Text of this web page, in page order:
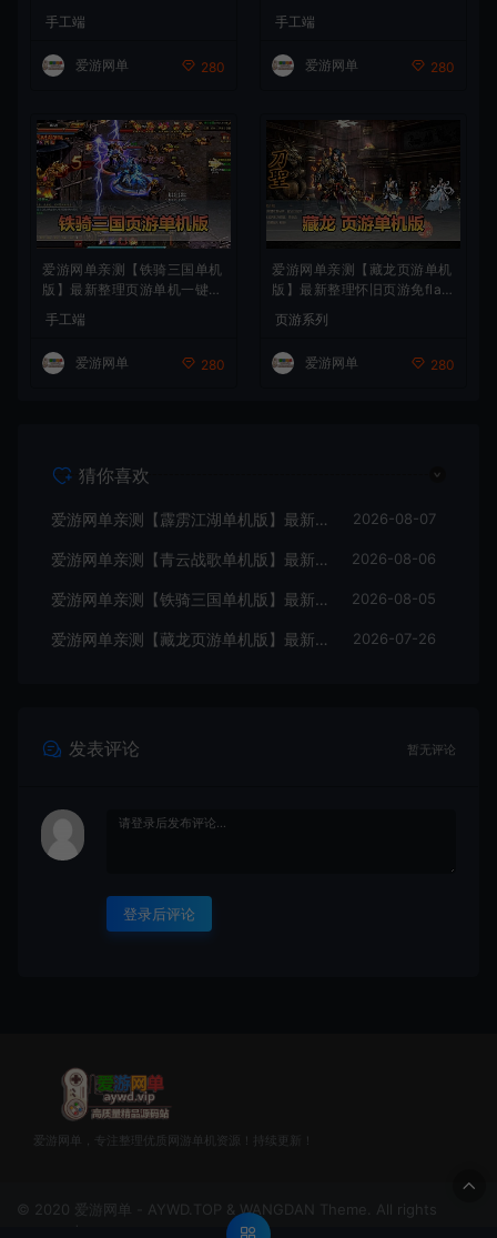
户端 GM后台 通用视频教学
+手工端文本教学
手工端
爱游网单 280
户端 GM后台 通用视频教学
+手工端文本教学
手工端
爱游网单 280
爱游网单亲测【铁骑三国单机
版】最新整理页游单机一键端
Win系单机服务端PC客户端
GM后台 通用视频教学+手工
端文本教学
手工端
爱游网单 280
爱游网单亲测【藏龙页游单机
版】最新整理怀旧页游免flas
h 带GM充值物品GM工具 解
压一键启动 视频安装教学
页游系列
爱游网单 280
猜你喜欢
爱游网单亲测【霹雳江湖单机版】最新整理页游武侠单机一键端Win系单机服务端PC客户端 GM后台 通用视频教学+手工端文本教学 2026-08-07
爱游网单亲测【青云战歌单机版】最新整理页游修仙单机一键端Win系单机服务端PC客户端 GM后台 通用视频教学+手工端文本教学 2026-08-06
爱游网单亲测【铁骑三国单机版】最新整理页游单机一键端Win系单机服务端PC客户端 GM后台 通用视频教学+手工端文本教学 2026-08-05
爱游网单亲测【藏龙页游单机版】最新整理怀旧页游免flash 带GM充值物品GM工具 解压一键启动 视频安装教学 2026-07-26
发表评论 暂无评论
登录后评论
爱游网单，专注整理优质网游单机资源！持续更新！
© 2020 爱游网单 - AYWD.TOP & WANGDAN Theme. All rights
reserved